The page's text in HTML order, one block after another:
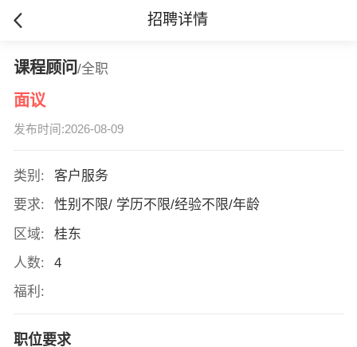
招聘详情
课程顾问/全职
面议
发布时间:2026-08-09
类别:
客户服务
要求:
性别不限/ 学历不限/经验不限/年龄
区域:
桂东
人数:
4
福利:
职位要求